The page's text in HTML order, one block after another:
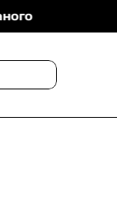
На Ужгородщині